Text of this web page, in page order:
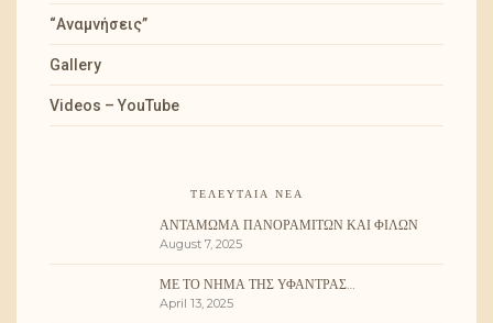
“Αναμνήσεις”
Gallery
Videos – YouTube
ΤΕΛΕΥΤΑΊΑ ΝΈΑ
ΑΝΤΆΜΩΜΑ ΠΑΝΟΡΑΜΙΤΏΝ ΚΑΙ ΦΊΛΩΝ
August 7, 2025
ΜΕ ΤΟ ΝΉΜΑ ΤΗΣ ΥΦΆΝΤΡΑΣ…
April 13, 2025